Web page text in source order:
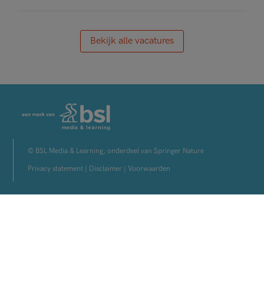
Bekijk alle vacatures
© BSL Media & Learning, onderdeel van Springer Nature
Privacy statement
Disclaimer Voorwaarden